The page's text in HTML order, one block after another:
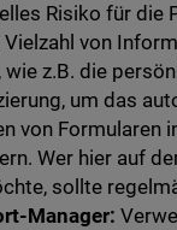
Risiko für die
Vielzahl von
wie z.B. die
um das
von Formularen
Wer hier auf
sollte
Manager: